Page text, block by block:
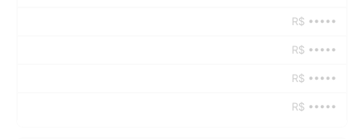
R$ •••••
R$ •••••
R$ •••••
R$ •••••